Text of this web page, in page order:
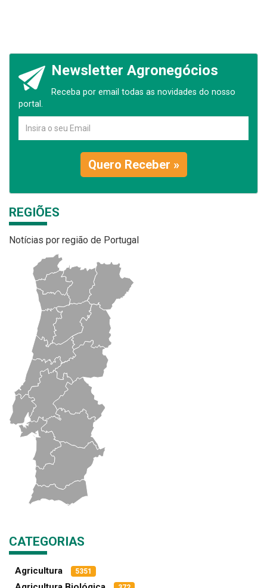
Newsletter Agronegócios
Receba por email todas as novidades do nosso
portal.
Quero Receber »
REGIÕES
Notícias por região de Portugal
CATEGORIAS
Agricultura 5351